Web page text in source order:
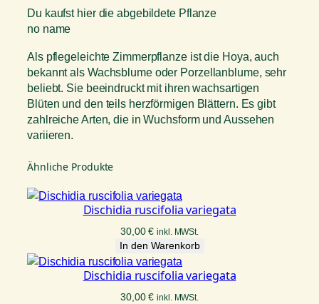
.
M
n
g
e
Du kaufst hier die abgebildete Pflanze
no name
Als pflegeleichte Zimmerpflanze ist die Hoya, auch
bekannt als Wachsblume oder Porzellanblume, sehr
beliebt. Sie beeindruckt mit ihren wachsartigen
Blüten und den teils herzförmigen Blättern. Es gibt
zahlreiche Arten, die in Wuchsform und Aussehen
variieren.
Ähnliche Produkte
Dischidia ruscifolia variegata
30,00€ inkl. MWSt.
In den Warenkorb
Dischidia ruscifolia variegata
30,00€ inkl. MWSt.